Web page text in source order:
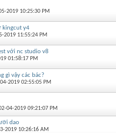
2019 10:25:30 PM
kingcut y4
2019 11:55:24 PM
với nc studio v8
01:58:17 PM
gì vậy các bác?
2019 02:55:05 PM
04-2019 09:21:07 PM
dao
2019 10:26:16 AM